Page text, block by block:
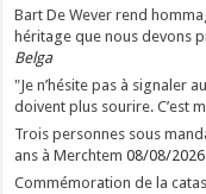
Bart De Wever rend
héritage que nous devons
Belga
"Je n’hésite pas à signaler
doivent plus sourire. C’est
Trois personnes sous
ans à Merchtem 08/08/2026
Commémoration de la